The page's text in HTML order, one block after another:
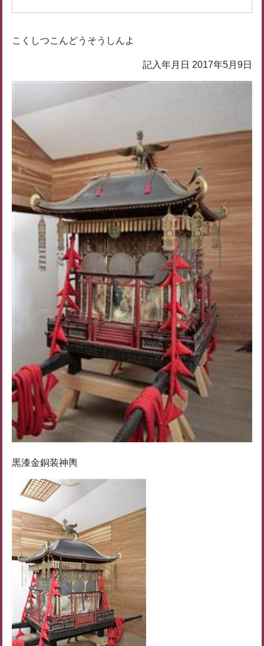
こくしつこんどうそうしんよ
記入年月日 2017年5月9日
黒漆金銅装神輿